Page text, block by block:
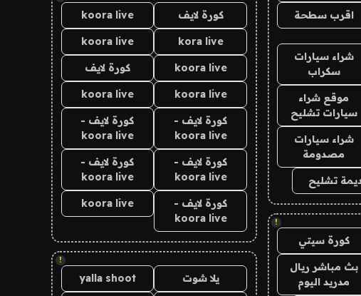
اقرب سطحة
شراء سيارات
سكراب
موقع شراء
سيارات تشليح
شراء سيارات
مصدومة
تشليح
!
كورة سيتي
بث مباشر ريال
مدريد اليوم
كورة لايف koora live
kora live
koora live
koora live كورة لايف
koora live
koora live
كورة لايف -
koora live
كورة لايف -
koora live
كورة لايف -
koora live
كورة لايف -
koora live
كورة لايف -
koora live
koora live
!
يلا شوت yalla shoot